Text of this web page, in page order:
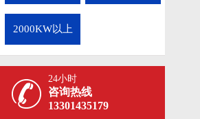
2000KW以上
24小时
咨询热线
13301435179